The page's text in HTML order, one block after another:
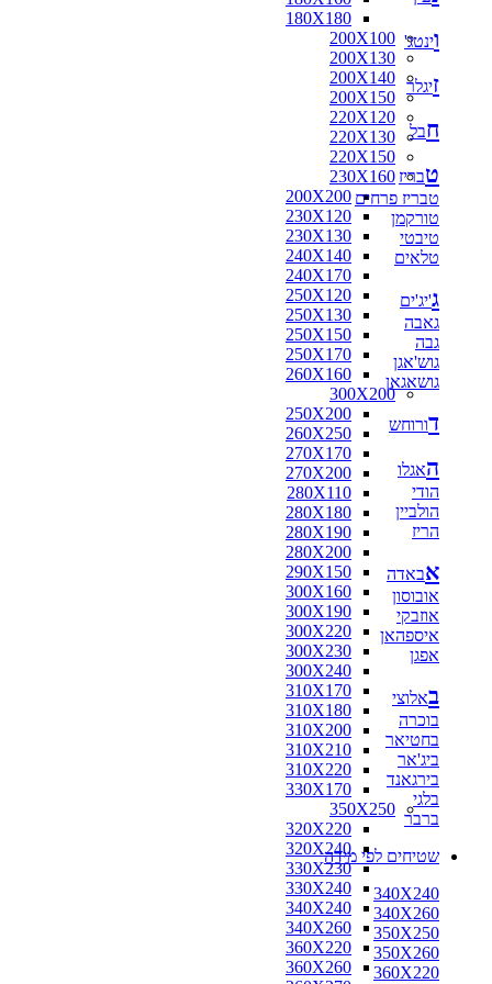
180X180
200X100
200X130
200X140
200X150
220X120
220X130
220X150
230X160
200X200
230X120
230X130
240X140
240X170
250X120
250X130
250X150
250X170
260X160
300X200
250X200
260X250
270X170
270X200
280X110
280X180
280X190
280X200
290X150
300X160
300X190
300X220
300X230
300X240
310X170
310X180
310X200
310X210
310X220
330X170
350X250
320X220
320X240
330X230
330X240
340X240
340X260
360X220
360X260
וינטג'
זיגלר
חבל
טבריז
טבריז פרחים
טורקמן
טיבטי
טלאים
ג'יג'ים
גאבה
גבה
גוש'אגן
גושאגאן
דורוחש
האגלו
הודי
הולביין
הריז
אבאדה
אובוסון
אוזבקי
איספהאן
אפגן
באלוצי
בוכרה
בחטיאר
ביג'אר
בירגאנד
בלגי
ברבר
שטיחים לפי מידה
340X240
340X260
350X250
350X260
360X220